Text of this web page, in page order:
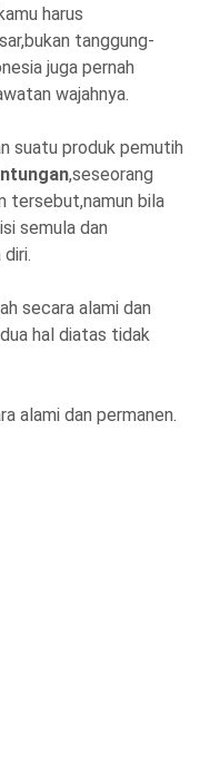
harus
tanggung-
juga pernah
wajahnya.
suatu produk pemutih
,seseorang
tersebut,namun bila
semula dan
secara alami dan
hal diatas tidak
alami dan permanen.